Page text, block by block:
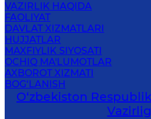
VAZIRLIK HAQIDA
FAOLIYAT
DAVLAT XIZMATLARI
HUJJATLAR
MAXFIYLIK SIYOSATI
OCHIQ MA'LUMOTLAR
AXBOROT XIZMATI
BOG‘LANISH
O‘zbеkistоn